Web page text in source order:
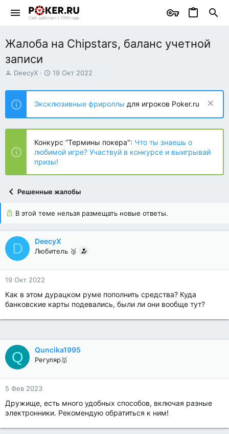
Жалоба на Chipstars, баланс учетной
записи
А
т
о
р
т
е
ы
DeecyX
Д
т
н
а
ч
л
а
19 Окт 2022
Эксклюзивные фрироллы для игроков Poker.ru
Конкурс “Термины покера": Что ты знаешь о
любимой игре? Участвуй в конкурсе и выигрывай
призы!
Решенные жалобы
В этой теме нельзя размещать новые ответы.
D DeecyX
Любитель 🥈
19 Окт 2022
Как в этом дурацком руме пополнить средства? Куда
банковские карты подевались, были ли они вообще тут?
Q Quncika1995
Регуляр🥇
5 Фев 2023
Дружище, есть много удобных способов, включая разные
электронники. Рекомендую обратиться к ним!